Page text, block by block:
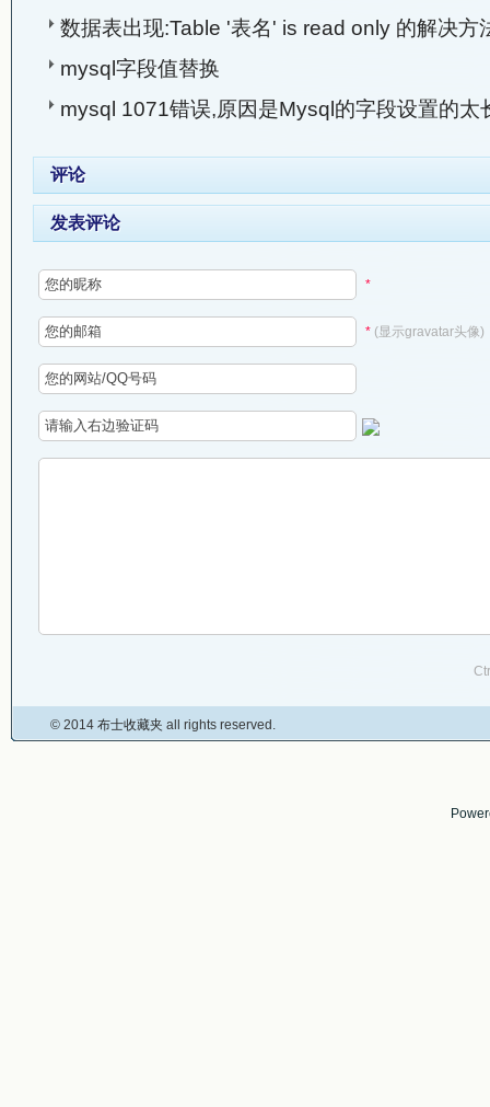
数据表出现:Table '表名' is read only 的解决方
mysql字段值替换
mysql 1071错误,原因是Mysql的字段设置的太
评论
发表评论
*
* (显示gravatar头像)
© 2014 布士收藏夹 all rights reserved.